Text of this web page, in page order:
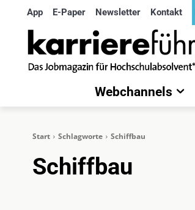
App E-Paper Newsletter Kontakt
Webchannels
Start Schlagworte Schiffbau
Schiffbau